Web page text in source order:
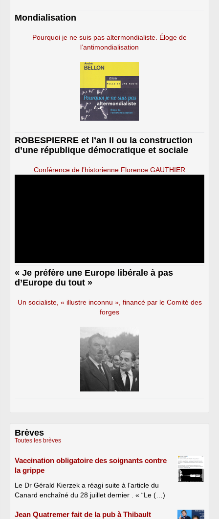
Mondialisation
Pourquoi je ne suis pas altermondialiste. Éloge de
l’antimondialisation
ROBESPIERRE et l’an II ou la construction
d’une république démocratique et sociale
Conférence de l’historienne Florence GAUTHIER
« Je préfère une Europe libérale à pas
d’Europe du tout »
Un socialiste, « illustre inconnu », financé par le Comité des
forges
Brèves
Toutes les brèves
Vaccination obligatoire des soignants contre
la grippe
Le Dr Gérald Kierzek a réagi suite à l’article du
Canard enchaîné du 28 juillet dernier . « “Le (…)
Jean Quatremer fait de la pub à Thibault